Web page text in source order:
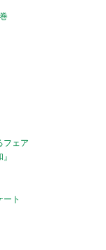
ェア
ト